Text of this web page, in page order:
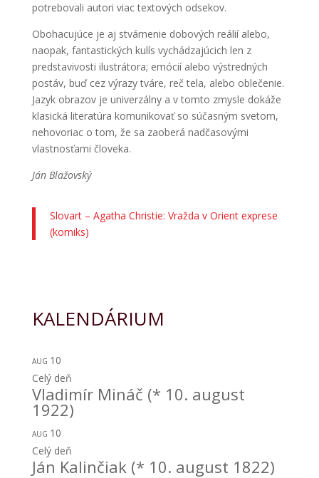
potrebovali autori viac textových odsekov.
Obohacujúce je aj stvárnenie dobových reálií alebo,
naopak, fantastických kulís vychádzajúcich len z
predstavivosti ilustrátora; emócií alebo výstredných
postáv, buď cez výrazy tváre, reč tela, alebo oblečenie.
Jazyk obrazov je univerzálny a v tomto zmysle dokáže
klasická literatúra komunikovať so súčasným svetom,
nehovoriac o tom, že sa zaoberá nadčasovými
vlastnosťami človeka.
Ján Blažovský
Slovart – Agatha Christie: Vražda v Orient exprese
(komiks)
KALENDÁRIUM
AUG 10
Celý deň
Vladimír Mináč (* 10. august
1922)
AUG 10
Celý deň
Ján Kalinčiak (* 10. august 1822)